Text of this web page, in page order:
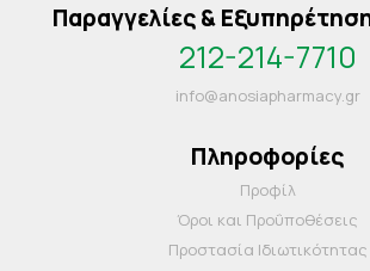
Παραγγελίες &
212-214-7710
info@anosiapharmacy.gr
Πληροφορίες
Προφίλ
Όροι και Προΰποθέσεις
Προστασία Ιδιωτικότητας